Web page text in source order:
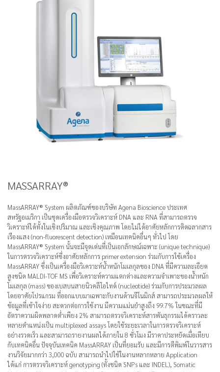
MASSARRAY®
MassARRAY® System ผลิตภัณฑ์ของบริษัท Agena Bioscience ประเทศ
สหรัฐอเมริกา เป็นชุดเครื่องมือตรวจวิเคราะห์ DNA และ RNA ที่สามารถตรวจ
วิเคราะห์ได้ทั้งในเชิงปริมาณ และเชิงคุณภาพ โดยไม่ได้อาศัยหลักการติดฉลากสาร
เรืองแสง (non-fluorescent detection) เหมือนเทคนิคอื่นๆ ทั่วไป โดย
MassARRAY® System นั้นจะมีจุดเด่นที่เป็นเอกลักษณ์เฉพาะ (unique technique)
ในการตรวจวิเคราะห์ซึ่งอาศัยหลักการ primer extension ร่วมกับการใช้เครื่อง
MassARRAY ซึ่งเป็นเครื่องมือวิเคราะห์น้ำหนักโมเลกุลของ DNA ที่มีความละเอียด
สูงชนิด MALDI-TOF MS เพื่อวิเคราะห์ความแตกต่างและความจำเพาะของน้ำหนัก
โมเลกุล (mass) ของเบสบนสายนิวคลีโอไทด์ (nucleotide) ร่วมกับการประมวลผล
โดยอาศัยโปรแกรม ที่ออกแบบมาเฉพาะกับงานด้านจีโนมิกส์ สามารถประมวลผลให้
ข้อมูลที่เข้าใจง่าย สะดวกต่อการใช้งาน มีความแม่นยำสูงถึง 99.7% ในขณะที่มี
อัตราความผิดพลาดต่ำเพียง 2% สามารถตรวจวิเคราะห์สารพันธุกรรมได้คราวละ
หลายตำแหน่งเป็น multiplexed assays โดยใช้ระยะเวลาในการตรวจวิเคราะห์
อย่างรวดเร็ว และสามารถรายงานผลได้ภายใน 8 ชั่วโมง มีราคาประหยัดเมื่อเทียบ
กับเทคนิคอื่น ปัจจุบันเทคนิค MassARRAY เป็นที่ยอมรับ และมีการตีพิมพ์ในวารสาร
งานวิจัยมากกว่า 3,000 ฉบับ สามารถนำไปใช้ในงานหลากหลาย Application
ได้แก่ การตรวจวิเคราะห์ genotyping (ทั้งชนิด SNPs และ INDEL), Somatic